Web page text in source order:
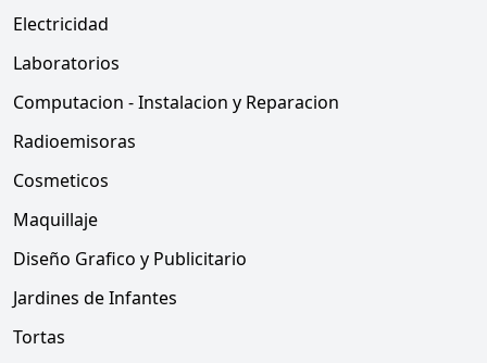
Electricidad
Laboratorios
Computacion - Instalacion y Reparacion
Radioemisoras
Cosmeticos
Maquillaje
Diseño Grafico y Publicitario
Jardines de Infantes
Tortas